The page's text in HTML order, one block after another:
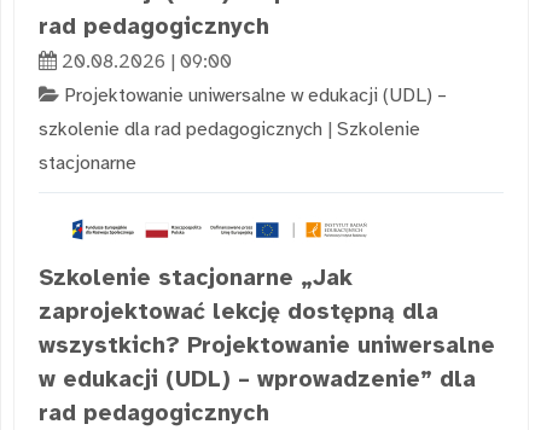
rad pedagogicznych
20.08.2026 | 09:00
Projektowanie uniwersalne w edukacji (UDL) –
szkolenie dla rad pedagogicznych | Szkolenie
stacjonarne
Szkolenie stacjonarne „Jak
zaprojektować lekcję dostępną dla
wszystkich? Projektowanie uniwersalne
w edukacji (UDL) – wprowadzenie” dla
rad pedagogicznych